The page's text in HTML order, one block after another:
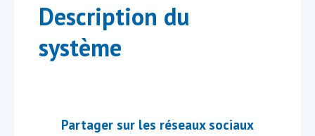
Description du
système
Partager sur les réseaux sociaux